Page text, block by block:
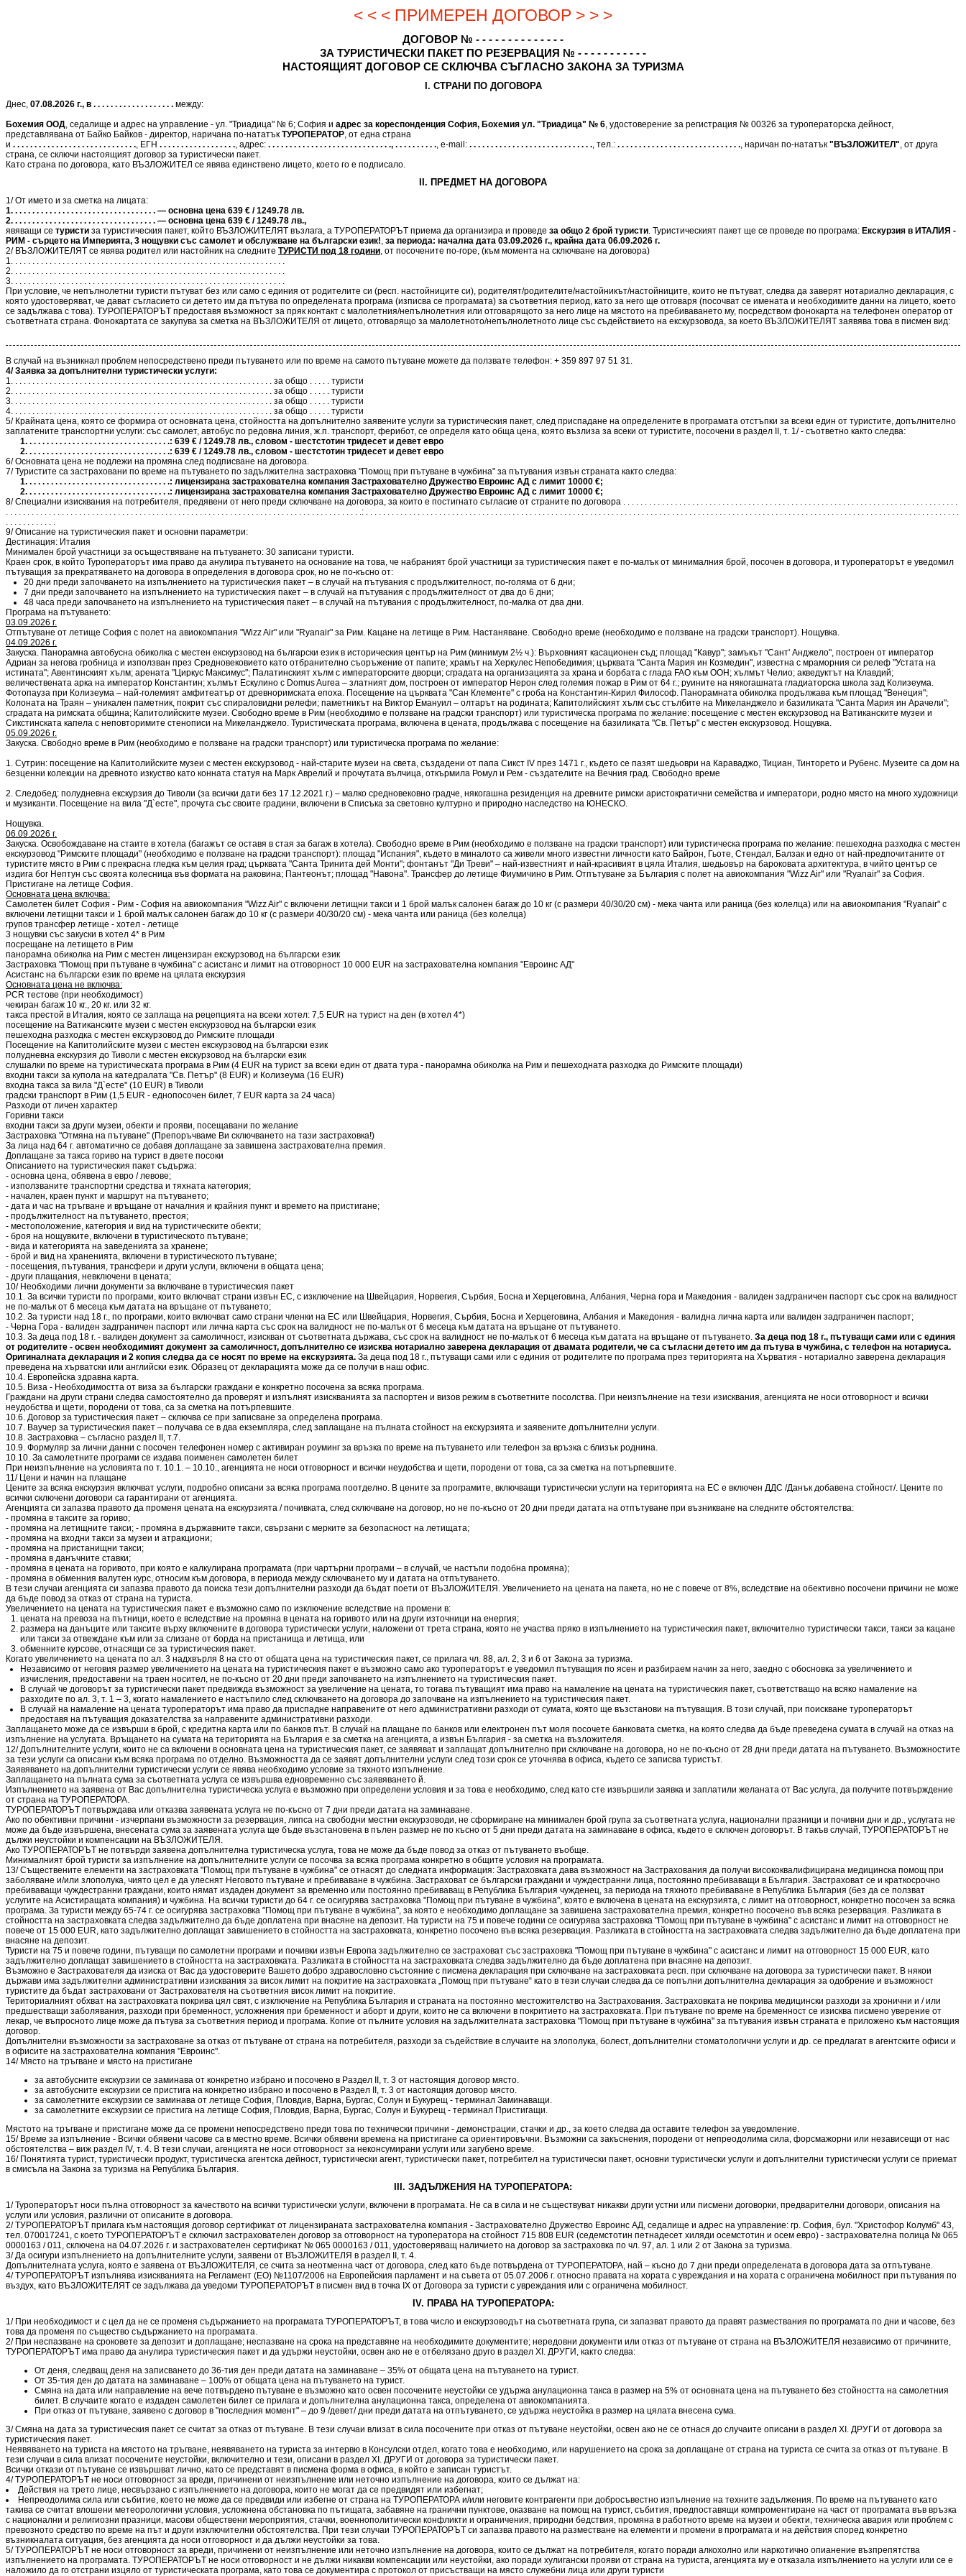
< < < ПРИМЕРЕН ДОГОВОР > > >
ДОГОВОР № - - - - - - - - - - - - - -
ЗА ТУРИСТИЧЕСКИ ПАКЕТ ПО РЕЗЕРВАЦИЯ № - - - - - - - - - - -
НАСТОЯЩИЯТ ДОГОВОР СЕ СКЛЮЧВА СЪГЛАСНО ЗАКОНА ЗА ТУРИЗМА
I. СТРАНИ ПО ДОГОВОРА
Днес, 07.08.2026 г., в . . . . . . . . . . . . . . . . . . . между:
Бохемия ООД, седалище и адрес на управление - ул. "Триадица" № 6; София и адрес за кореспонденция София, Бохемия ул. "Триадица" № 6, удостоверение за регистрация № 00326 за туроператорска дейност,
представлявана от Байко Байков - директор, наричана по-нататък ТУРОПЕРАТОР, от една страна
и . . . . . . . . . . . . . . . . . . . . . . . . . . . . ., ЕГН . . . . . . . . . . . . . . . . . ., адрес: . . . . . . . . . . . . . . . . . . . . . . . . . . . . ., . . . . . . . . . ., e-mail: . . . . . . . . . . . . . . . . . . . . . . . . . . . . ., тел.: . . . . . . . . . . . . . . . . . . . . . . . . . . . . ., наричан по-нататък "ВЪЗЛОЖИТЕЛ", от друга
страна, се сключи настоящият договор за туристически пакет.
Като страна по договора, като ВЪЗЛОЖИТЕЛ се явява единствено лицето, което го е подписало.
II. ПРЕДМЕТ НА ДОГОВОРА
1/ От името и за сметка на лицата:
1. . . . . . . . . . . . . . . . . . . . . . . . . . . . . . . . . . — основна цена 639 € / 1249.78 лв.
2. . . . . . . . . . . . . . . . . . . . . . . . . . . . . . . . . . — основна цена 639 € / 1249.78 лв.,
явяващи се туристи за туристическия пакет, който ВЪЗЛОЖИТЕЛЯТ възлага, а ТУРОПЕРАТОРЪТ приема да организира и проведе за общо 2 брой туристи. Туристическият пакет ще се проведе по програма: Екскурзия в ИТАЛИЯ -
РИМ - сърцето на Империята, 3 нощувки със самолет и обслужване на български език!, за периода: начална дата 03.09.2026 г., крайна дата 06.09.2026 г.
2/ ВЪЗЛОЖИТЕЛЯТ се явява родител или настойник на следните ТУРИСТИ под 18 години, от посочените по-горе, (към момента на сключване на договора)
1. . . . . . . . . . . . . . . . . . . . . . . . . . . . . . . . . . . . . . . . . . . . . . . . . . . . . . . . . . . . . . . .
2. . . . . . . . . . . . . . . . . . . . . . . . . . . . . . . . . . . . . . . . . . . . . . . . . . . . . . . . . . . . . . . .
3. . . . . . . . . . . . . . . . . . . . . . . . . . . . . . . . . . . . . . . . . . . . . . . . . . . . . . . . . . . . . . . .
При условие, че непълнолетни туристи пътуват без или само с единия от родителите си (респ. настойниците си), родителят/родителите/настойникът/настойниците, които не пътуват, следва да заверят нотариално декларация, с
която удостоверяват, че дават съгласието си детето им да пътува по определената програма (изписва се програмата) за съответния период, като за него ще отговаря (посочват се имената и необходимите данни на лицето, което
се задължава с това). ТУРОПЕРАТОРЪТ предоставя възможност за пряк контакт с малолетния/непълнолетния или отговарящото за него лице на мястото на пребиваването му, посредством фонокарта на телефонен оператор от
съответната страна. Фонокартата се закупува за сметка на ВЪЗЛОЖИТЕЛЯ от лицето, отговарящо за малолетното/непълнолетното лице със съдействието на екскурзовода, за което ВЪЗЛОЖИТЕЛЯТ заявява това в писмен вид:
В случай на възникнал проблем непосредствено преди пътуването или по време на самото пътуване можете да ползвате телефон: + 359 897 97 51 31.
4/ Заявка за допълнителни туристически услуги:
1. . . . . . . . . . . . . . . . . . . . . . . . . . . . . . . . . . . . . . . . . . . . . . . . . . . . . . . . . . . . . за общо . . . . . туристи
2. . . . . . . . . . . . . . . . . . . . . . . . . . . . . . . . . . . . . . . . . . . . . . . . . . . . . . . . . . . . . за общо . . . . . туристи
3. . . . . . . . . . . . . . . . . . . . . . . . . . . . . . . . . . . . . . . . . . . . . . . . . . . . . . . . . . . . . за общо . . . . . туристи
4. . . . . . . . . . . . . . . . . . . . . . . . . . . . . . . . . . . . . . . . . . . . . . . . . . . . . . . . . . . . . за общо . . . . . туристи
5/ Крайната цена, която се формира от основната цена, стойността на допълнително заявените услуги за туристическия пакет, след приспадане на определените в програмата отстъпки за всеки един от туристите, допълнително
заплатените транспортни услуги: със самолет, автобус по редовна линия, ж.п. транспорт, ферибот, се определя като обща цена, която възлиза за всеки от туристите, посочени в раздел II, т. 1/ - съответно както следва:
1. . . . . . . . . . . . . . . . . . . . . . . . . . . . . . . . . .: 639 € / 1249.78 лв., словом - шестстотин тридесет и девет евро
2. . . . . . . . . . . . . . . . . . . . . . . . . . . . . . . . . .: 639 € / 1249.78 лв., словом - шестстотин тридесет и девет евро
6/ Основната цена не подлежи на промяна след подписване на договора.
7/ Туристите са застраховани по време на пътуването по задължителна застраховка "Помощ при пътуване в чужбина" за пътувания извън страната както следва:
1. . . . . . . . . . . . . . . . . . . . . . . . . . . . . . . . . .: лицензирана застрахователна компания Застрахователно Дружество Евроинс АД с лимит 10000 €;
2. . . . . . . . . . . . . . . . . . . . . . . . . . . . . . . . . .: лицензирана застрахователна компания Застрахователно Дружество Евроинс АД с лимит 10000 €;
8/ Специални изисквания на потребителя, предявени от него преди сключване на договора, за които е постигнато съгласие от страните по договора . . . . . . . . . . . . . . . . . . . . . . . . . . . . . . . . . . . . . . . . . . . . . . . . . . . . . . . . . . . . . . . . . . . . . . . . . . . . . .
. . . . . . . . . . . . . . . . . . . . . . . . . . . . . . . . . . . . . . . . . . . . . . . . . . . . . . . . . . . . . . . . . . . . . . . . . . . . . . . . . . .: . . . . . . . . . . . . . . . . . . . . . . . . . . . . . . . . . . . . . . . . . . . . . . . . . . . . . . . . . . . . . . . . . . . . . . . . . . . . . . . . . . . . . . . . . . . . . . . . . . . . . . . . . . . . . . . . . . . . . . . . . . . . . . . . . . . . . . . . . .
. . . . . . . . . . . .
9/ Описание на туристическия пакет и основни параметри:
Дестинация: Италия
Минимален брой участници за осъществяване на пътуването: 30 записани туристи.
Краен срок, в който Туроператорът има право да анулира пътуването на основание на това, че набраният брой участници за туристическия пакет е по-малък от минималния брой, посочен в договора, и туроператорът е уведомил
пътуващия за прекратяването на договора в определения в договора срок, но не по-късно от:
20 дни преди започването на изпълнението на туристическия пакет – в случай на пътувания с продължителност, по-голяма от 6 дни;
7 дни преди започването на изпълнението на туристическия пакет – в случай на пътувания с продължителност от два до 6 дни;
48 часа преди започването на изпълнението на туристическия пакет – в случай на пътувания с продължителност, по-малка от два дни.
Програма на пътуването:
03.09.2026 г.
Отпътуване от летище София с полет на авиокомпания "Wizz Air" или "Ryanair" за Рим. Кацане на летище в Рим. Настаняване. Свободно време (необходимо е ползване на градски транспорт). Нощувка.
04.09.2026 г.
Закуска. Панорамна автобусна обиколка с местен екскурзовод на български език в историческия център на Рим (минимум 2½ ч.): Върховният касационен съд; площад "Кавур"; замъкът "Сант' Анджело", построен от император
Адриан за негова гробница и използван през Средновековието като отбранително съоръжение от папите; храмът на Херкулес Непобедимия; църквата "Санта Мария ин Козмедин", известна с мраморния си релеф "Устата на
истината"; Авентинският хълм; арената "Циркус Максимус"; Палатинският хълм с императорските дворци; сградата на организацията за храна и борбата с глада FAO към ООН; хълмът Челио; акведуктът на Клавдий;
величествената арка на император Константин; хълмът Ескулино с Domus Aurea – златният дом, построен от император Нерон след големия пожар в Рим от 64 г.; руините на някогашната гладиаторска школа зад Колизеума.
Фотопауза при Колизеума – най-големият амфитеатър от древноримската епоха. Посещение на църквата "Сан Клементе" с гроба на Константин-Кирил Философ. Панорамната обиколка продължава към площад "Венеция";
Колоната на Траян – уникален паметник, покрит със спираловидни релефи; паметникът на Виктор Емануил – олтарът на родината; Капитолийският хълм със стълбите на Микеланджело и базиликата "Санта Мария ин Арачели";
сградата на римската община; Капитолийските музеи. Свободно време в Рим (необходимо е ползване на градски транспорт) или туристическа програма по желание: посещение с местен екскурзовод на Ватиканските музеи и
Сикстинската капела с неповторимите стенописи на Микеланджело. Туристическата програма, включена в цената, продължава с посещение на базиликата "Св. Петър" с местен екскурзовод. Нощувка.
05.09.2026 г.
Закуска. Свободно време в Рим (необходимо е ползване на градски транспорт) или туристическа програма по желание:
1. Сутрин: посещение на Капитолийските музеи с местен екскурзовод - най-старите музеи на света, създадени от папа Сикст IV през 1471 г., където се пазят шедьоври на Караваджо, Тициан, Тинторето и Рубенс. Музеите са дом на
безценни колекции на древното изкуство като конната статуя на Марк Аврелий и прочутата вълчица, откърмила Ромул и Рем - създателите на Вечния град. Свободно време
2. Следобед: полудневна екскурзия до Тиволи (за всички дати без 17.12.2021 г.) – малко средновековно градче, някогашна резиденция на древните римски аристократични семейства и императори, родно място на много художници
и музиканти. Посещение на вила "Д`есте", прочута със своите градини, включени в Списъка за световно културно и природно наследство на ЮНЕСКО.
Нощувка.
06.09.2026 г.
Закуска. Освобождаване на стаите в хотела (багажът се оставя в стая за багаж в хотела). Свободно време в Рим (необходимо е ползване на градски транспорт) или туристическа програма по желание: пешеходна разходка с местен
екскурзовод "Римските площади" (необходимо е ползване на градски транспорт): площад "Испания", където в миналото са живели много известни личности като Байрон, Гьоте, Стендал, Балзак и едно от най-предпочитаните от
туристите място в Рим с прекрасна гледка към целия град; църквата "Санта Тринита дей Монти"; фонтанът "Ди Треви" – най-известният и най-красивият в цяла Италия, шедьовър на бароковата архитектура, в чийто център се
издига бог Нептун със своята колесница във формата на раковина; Пантеонът; площад "Навона". Трансфер до летище Фиумичино в Рим. Отпътуване за България с полет на авиокомпания "Wizz Air" или "Ryanair" за София.
Пристигане на летище София.
Основната цена включва:
Самолетен билет София - Рим - София на авиокомпания "Wizz Air" с включени летищни такси и 1 брой малък салонен багаж до 10 кг (с размери 40/30/20 см) - мека чанта или раница (без колелца) или на авиокомпания "Ryanair" с
включени летищни такси и 1 брой малък салонен багаж до 10 кг (с размери 40/30/20 см) - мека чанта или раница (без колелца)
групов трансфер летище - хотел - летище
3 нощувки със закуски в хотел 4* в Рим
посрещане на летището в Рим
панорамна обиколка на Рим с местен лицензиран екскурзовод на български език
Застраховка "Помощ при пътуване в чужбина" с асистанс и лимит на отговорност 10 000 EUR на застрахователна компания "Евроинс АД"
Асистанс на български език по време на цялата екскурзия
Основната цена не включва:
PCR тестове (при необходимост)
чекиран багаж 10 кг., 20 кг. или 32 кг.
такса престой в Италия, която се заплаща на рецепцията на всеки хотел: 7,5 EUR на турист на ден (в хотел 4*)
посещение на Ватиканските музеи с местен екскурзовод на български език
пешеходна разходка с местен екскурзовод до Римските площади
Посещение на Капитолийските музеи с местен екскурзовод на български език
полудневна екскурзия до Тиволи с местен екскурзовод на български език
слушалки по време на туристическата програма в Рим (4 EUR на турист за всеки един от двата тура - панорамна обиколка на Рим и пешеходната разходка до Римските площади)
входни такси за купола на катедралата "Св. Петър" (8 EUR) и Колизеума (16 EUR)
входна такса за вила "Д`есте" (10 EUR) в Тиволи
градски транспорт в Рим (1,5 EUR - еднопосочен билет, 7 EUR карта за 24 часа)
Разходи от личен характер
Горивни такси
входни такси за други музеи, обекти и прояви, посещавани по желание
Застраховка "Отмяна на пътуване" (Препоръчваме Ви сключването на тази застраховка!)
За лица над 64 г. автоматично се добавя доплащане за завишена застрахователна премия.
Доплащане за такса гориво на турист в двете посоки
Описанието на туристическия пакет съдържа:
- основна цена, обявена в евро / левове;
- използваните транспортни средства и тяхната категория;
- начален, краен пункт и маршрут на пътуването;
- дата и час на тръгване и връщане от началния и крайния пункт и времето на пристигане;
- продължителност на пътуването, престоя;
- местоположение, категория и вид на туристическите обекти;
- броя на нощувките, включени в туристическото пътуване;
- вида и категорията на заведенията за хранене;
- брой и вид на храненията, включени в туристическото пътуване;
- посещения, пътувания, трансфери и други услуги, включени в общата цена;
- други плащания, невключени в цената;
10/ Необходими лични документи за включване в туристическия пакет
10.1. За всички туристи по програми, които включват страни извън ЕС, с изключение на Швейцария, Норвегия, Сърбия, Босна и Херцеговина, Албания, Черна гора и Македония - валиден задграничен паспорт със срок на валидност
не по-малък от 6 месеца към датата на връщане от пътуването;
10.2. За туристи над 18 г., по програми, които включват само страни членки на ЕС или Швейцария, Норвегия, Сърбия, Босна и Херцеговина, Албания и Македония - валидна лична карта или валиден задграничен паспорт;
- Черна Гора - валиден задграничен паспорт или лична карта със срок на валидност не по-малък от 6 месеца към датата на връщане от пътуването.
10.3. За деца под 18 г. - валиден документ за самоличност, изискван от съответната държава, със срок на валидност не по-малък от 6 месеца към датата на връщане от пътуването. За деца под 18 г., пътуващи сами или с единия
от родителите - освен необходимият документ за самоличност, допълнително се изисква нотариално заверена декларация от двамата родители, че са съгласни детето им да пътува в чужбина, с телефон на нотариуса.
Оригиналната декларация и 2 копия следва да се носят по време на екскурзията. За деца под 18 г., пътуващи сами или с единия от родителите по програма през територията на Хърватия - нотариално заверена декларация
преведена на хърватски или английски език. Образец от декларацията може да се получи в наш офис.
10.4. Европейска здравна карта.
10.5. Виза - Необходимостта от виза за български граждани е конкретно посочена за всяка програма.
Граждани на други страни следва самостоятелно да проверят и изпълнят изискванията за паспортен и визов режим в съответните посолства. При неизпълнение на тези изисквания, агенцията не носи отговорност и всички
неудобства и щети, породени от това, са за сметка на потърпевшите.
10.6. Договор за туристическия пакет – сключва се при записване за определена програма.
10.7. Ваучер за туристическия пакет – получава се в два екземпляра, след заплащане на пълната стойност на екскурзията и заявените допълнителни услуги.
10.8. Застраховка – съгласно раздел ІІ, т.7.
10.9. Формуляр за лични данни с посочен телефонен номер с активиран роуминг за връзка по време на пътуването или телефон за връзка с близък роднина.
10.10. За самолетните програми се издава поименен самолетен билет
При неизпълнение на условията по т. 10.1. – 10.10., агенцията не носи отговорност и всички неудобства и щети, породени от това, са за сметка на потърпевшите.
11/ Цени и начин на плащане
Цените за всяка екскурзия включват услуги, подробно описани за всяка програма поотделно. В цените за програмите, включващи туристически услуги на територията на ЕС е включен ДДС /Данък добавена стойност/. Цените по
всички сключени договори са гарантирани от агенцията.
Агенцията си запазва правото да променя цената на екскурзията / почивката, след сключване на договор, но не по-късно от 20 дни преди датата на отпътуване при възникване на следните обстоятелства:
- промяна в таксите за гориво;
- промяна на летищните такси; - промяна в държавните такси, свързани с мерките за безопасност на летищата;
- промяна на входни такси за музеи и атракциони;
- промяна на пристанищни такси;
- промяна в данъчните ставки;
- промяна в цената на горивото, при която е калкулирана програмата (при чартърни програми – в случай, че настъпи подобна промяна);
- промяна в обменния валутен курс, относим към договора, в периода между сключването му и датата на отпътуването.
В тези случаи агенцията си запазва правото да поиска тези допълнителни разходи да бъдат поети от ВЪЗЛОЖИТЕЛЯ. Увеличението на цената на пакета, но не с повече от 8%, вследствие на обективно посочени причини не може
да бъде повод за отказ от страна на туриста.
Увеличението на цената на туристическия пакет е възможно само по изключение вследствие на промени в:
цената на превоза на пътници, което е вследствие на промяна в цената на горивото или на други източници на енергия;
размера на данъците или таксите върху включените в договора туристически услуги, наложени от трета страна, която не участва пряко в изпълнението на туристическия пакет, включително туристически такси, такси за кацане
или такси за отвеждане към или за слизане от борда на пристанища и летища, или
обменните курсове, отнасящи се за туристическия пакет.
Когато увеличението на цената по ал. 3 надхвърля 8 на сто от общата цена на туристическия пакет, се прилага чл. 88, ал. 2, 3 и 6 от Закона за туризма.
Независимо от неговия размер увеличението на цената на туристическия пакет е възможно само ако туроператорът е уведомил пътуващия по ясен и разбираем начин за него, заедно с обосновка за увеличението и
изчисления, предоставени на траен носител, не по-късно от 20 дни преди започването на изпълнението на туристическия пакет.
В случай че договорът за туристически пакет предвижда възможност за увеличение на цената, то тогава пътуващият има право на намаление на цената на туристическия пакет, съответстващо на всяко намаление на
разходите по ал. 3, т. 1 – 3, когато намалението е настъпило след сключването на договора до започване на изпълнението на туристическия пакет.
В случай на намаление на цената туроператорът има право да приспадне направените от него административни разходи от сумата, която ще възстанови на пътуващия. В този случай, при поискване туроператорът
предоставя на пътуващия доказателства за направените административни разходи.
Заплащането може да се извърши в брой, с кредитна карта или по банков път. В случай на плащане по банков или електронен път моля посочете банковата сметка, на която следва да бъде преведена сумата в случай на отказ на
изпълнение на услугата. Връщането на сумата на територията на България е за сметка на агенцията, а извън България - за сметка на възложителя.
12/ Допълнителните услуги, които не са включени в основната цена на туристическия пакет, се заявяват и заплащат допълнително при сключване на договора, но не по-късно от 28 дни преди датата на пътуването. Възможностите
за тези услуги са описани към всяка програма по отделно. Възможността да се заявят допълнителни услуги след този срок се уточнява в офиса, където се записва туристът.
Заявяването на допълнителни туристически услуги се явява необходимо условие за тяхното изпълнение.
Заплащането на пълната сума за съответната услуга се извършва едновременно със заявяването й.
Изпълнението на заявена от Вас допълнителна туристическа услуга е възможно при определени условия и за това е необходимо, след като сте извършили заявка и заплатили желаната от Вас услуга, да получите потвърждение
от страна на ТУРОПЕРАТОРА.
ТУРОПЕРАТОРЪТ потвърждава или отказва заявената услуга не по-късно от 7 дни преди датата на заминаване.
Ако по обективни причини - изчерпани възможности за резервация, липса на свободни местни екскурзоводи, не сформиране на минимален брой група за съответната услуга, национални празници и почивни дни и др., услугата не
може да бъде извършена, внесената сума за заявената услуга ще бъде възстановена в пълен размер не по късно от 5 дни преди датата на заминаване в офиса, където е сключен договорът. В такъв случай, ТУРОПЕРАТОРЪТ не
дължи неустойки и компенсации на ВЪЗЛОЖИТЕЛЯ.
Ако ТУРОПЕРАТОРЪТ не потвърди заявена допълнителна туристическа услуга, това не може да бъде повод за отказ от пътуването въобще.
Минималният брой туристи за изпълнение на допълнителните услуги се посочва за всяка програма конкретно в общите условия на програмата.
13/ Съществените елементи на застраховката "Помощ при пътуване в чужбина" се отнасят до следната информация: Застраховката дава възможност на Застрахования да получи висококвалифицирана медицинска помощ при
заболяване и/или злополука, чиято цел е да улеснят Неговото пътуване и пребиваване в чужбина. Застраховат се български граждани и чуждестранни лица, постоянно пребиваващи в България. Застраховат се и краткосрочно
пребиваващи чуждестранни граждани, които нямат издаден документ за временно или постоянно пребиваващ в Република България чужденец, за периода на тяхното пребиваване в Република България (без да се ползват
услугите на Асистиращата компания) и чужбина. На всички туристи до 64 г. се осигурява застраховка "Помощ при пътуване в чужбина", която е включена в цената на екскурзията, с лимит на отговорност, конкретно посочен за всяка
програма. За туристи между 65-74 г. се осигурява застраховка "Помощ при пътуване в чужбина", за която е необходимо доплащане за завишена застрахователна премия, конкретно посочено във всяка резервация. Разликата в
стойността на застраховката следва задължително да бъде доплатена при внасяне на депозит. На туристи на 75 и повече години се осигурява застраховка "Помощ при пътуване в чужбина" с асистанс и лимит на отговорност не
повече от 15 000 EUR, като задължително доплащат завишението в стойността на застраховката, конкретно посочено във всяка резервация. Разликата в стойността на застраховката следва задължително да бъде доплатена при
внасяне на депозит.
Туристи на 75 и повече години, пътуващи по самолетни програми и почивки извън Европа задължително се застраховат със застраховка "Помощ при пътуване в чужбина" с асистанс и лимит на отговорност 15 000 EUR, като
задължително доплащат завишението в стойността на застраховката. Разликата в стойността на застраховката следва задължително да бъде доплатена при внасяне на депозит.
Възможно е Застрахователя да изиска от Вас да удостоверите Вашето добро здравословно състояние с писмена декларация при сключване на застраховката респ. при сключване на договора за туристически пакет. В някои
държави има задължителни административни изисквания за висок лимит на покритие на застраховката „Помощ при пътуване“ като в тези случаи следва да се попълни допълнителна декларация за одобрение и възможност
туристите да бъдат застраховани от Застрахователя на съответния висок лимит на покритие.
Териториалният обхват на застраховката покрива цял свят, с изключение на Република България и страната на постоянно местожителство на Застрахования. Застраховката не покрива медицински разходи за хронични и / или
предшестващи заболявания, разходи при бременност, усложнения при бременност и аборт и други, които не са включени в покритието на застраховката. При пътуване по време на бременност се изисква писмено уверение от
лекар, че въпросното лице може да пътува за съответния период и програма. Копие от пълните условия на задължителната застраховка "Помощ при пътуване в чужбина" за пътувания извън страната е приложено към настоящия
договор.
Допълнителни възможности за застраховане за отказ от пътуване от страна на потребителя, разходи за съдействие в случаите на злополука, болест, допълнителни стоматологични услуги и др. се предлагат в агентските офиси и
в офисите на застрахователна компания "Евроинс".
14/ Място на тръгване и място на пристигане
за автобусните екскурзии се заминава от конкретно избрано и посочено в Раздел ІІ, т. 3 от настоящия договор място.
за автобусните екскурзии се пристига на конкретно избрано и посочено в Раздел ІІ, т. 3 от настоящия договор място.
за самолетните екскурзии се заминава от летище София, Пловдив, Варна, Бургас, Солун и Букурещ - терминал Заминаващи.
за самолетните екскурзии се пристига на летище София, Пловдив, Варна, Бургас, Солун и Букурещ - терминал Пристигащи.
Мястото на тръгване и пристигане може да се промени непосредствено преди това по технически причини - демонстрации, стачки и др., за което следва да оставите телефон за уведомление.
15/ Време за изпълнение - Всички обявени часове са в местно време. Всички обявени времена на пристигане са ориентировъчни. Възможни са закъснения, породени от непреодолима сила, форсмажорни или независещи от нас
обстоятелства – виж раздел ІV, т. 4. В тези случаи, агенцията не носи отговорност за неконсумирани услуги или загубено време.
16/ Понятията турист, туристически продукт, туристическа агентска дейност, туристически агент, туристически пакет, потребител на туристически пакет, основни туристически услуги и допълнителни туристически услуги се приемат
в смисъла на Закона за туризма на Република България.
III. ЗАДЪЛЖЕНИЯ НА ТУРОПЕРАТОРА:
1/ Туроператорът носи пълна отговорност за качеството на всички туристически услуги, включени в програмата. Не са в сила и не съществуват никакви други устни или писмени договорки, предварителни договори, описания на
услуги или условия, различни от описаните в договора.
2/ ТУРОПЕРАТОРЪТ прилага към настоящия договор сертификат от лицензираната застрахователна компания - Застрахователно Дружество Евроинс АД, седалище и адрес на управление: гр. София, бул. "Христофор Колумб" 43,
тел. 070017241, с което ТУРОПЕРАТОРЪТ е сключил застрахователен договор за отговорност на туроператора на стойност 715 808 EUR (седемстотин петнадесет хиляди осемстотин и осем евро) - застрахователна полица № 065
0000163 / 011, сключена на 04.07.2026 г. и застрахователен сертификат № 065 0000163 / 011, удостоверяващ наличието на договор за застраховка по чл. 97, ал. 1 или 2 от Закона за туризма.
3/ Да осигури изпълнението на допълнителните услуги, заявени от ВЪЗЛОЖИТЕЛЯ в раздел II, т. 4.
Допълнителната услуга, която е заявена от ВЪЗЛОЖИТЕЛЯ, се счита за неотменна част от договора, след като бъде потвърдена от ТУРОПЕРАТОРА, най – късно до 7 дни преди определената в договора дата за отпътуване.
4/ ТУРОПЕРАТОРЪТ изпълнява изискванията на Регламент (ЕО) №1107/2006 на Европейския парламент и на съвета от 05.07.2006 г. относно правата на хората с увреждания и на хората с ограничена мобилност при пътувания по
въздух, като ВЪЗЛОЖИТЕЛЯТ се задължава да уведоми ТУРОПЕРАТОРЪТ в писмен вид в точка ІХ от Договора за туристи с увреждания или с ограничена мобилност.
IV. ПРАВА НА ТУРОПЕРАТОРА:
1/ При необходимост и с цел да не се променя съдържанието на програмата ТУРОПЕРАТОРЪТ, в това число и екскурзоводът на съответната група, си запазват правото да правят размествания по програмата по дни и часове, без
това да променя по същество съдържанието на програмата.
2/ При неспазване на сроковете за депозит и доплащане; неспазване на срока на представяне на необходимите документите; нередовни документи или отказ от пътуване от страна на ВЪЗЛОЖИТЕЛЯ независимо от причините,
ТУРОПЕРАТОРЪТ има право да анулира туристическия пакет и да удържи неустойки, освен ако не е отбелязано друго в раздел XI. ДРУГИ, както следва:
От деня, следващ деня на записването до 36-тия ден преди датата на заминаване – 35% от общата цена на пътуването на турист.
От 35-тия ден до датата на заминаване – 100% от общата цена на пътуването на турист.
Смяна на дата или направление на вече потвърдено пътуване е възможно като освен посочените неустойки се удържа анулационна такса в размер на 5% от основната цена на пътуването без стойността на самолетния
билет. В случаите когато е издаден самолетен билет се прилага и допълнителна анулационна такса, определена от авиокомпанията.
При отказ от пътуване, заявено с договор в "последния момент" – до 9 /девет/ дни преди датата на отпътуването, се удържа неустойка в размер на цялата внесена сума.
3/ Смяна на дата за туристическия пакет се считат за отказ от пътуване. В тези случаи влизат в сила посочените при отказ от пътуване неустойки, освен ако не се отнася до случаите описани в раздел XI. ДРУГИ от договора за
туристическия пакет.
Неявяването на туриста на мястото на тръгване, неявяването на туриста за интервю в Консулски отдел, когато това е необходимо, или нарушението на срока за доплащане от страна на туриста се счита за отказ от пътуване. В
тези случаи в сила влизат посочените неустойки, включително и тези, описани в раздел XI. ДРУГИ от договора за туристически пакет.
Всички откази от пътуване се извършват лично, като се представят в писмена форма в офиса, в който е записан туристът.
4/ ТУРОПЕРАТОРЪТ не носи отговорност за вреди, причинени от неизпълнение или неточно изпълнение на договора, които се дължат на:
Действия на трето лице, несвързано с изпълнението на договора, които не могат да се предвидят или избегнат;
Непреодолима сила или събитие, което не може да се предвиди или избегне от страна на ТУРОПЕРАТОРА и/или неговите контрагенти при добросъвестно изпълнение на техните задължения. По време на пътуването като
такива се считат влошени метеорологични условия, усложнена обстановка по пътищата, забавяне на гранични пунктове, оказване на помощ на турист, събития, предпоставящи компроментиране на част от програмата във връзка
с национални и религиозни празници, масови обществени мероприятия, стачки, военнополитически конфликти и ограничения, природни бедствия, промяна в работното време на музеи и обекти, техническа авария или проблем с
превозното средство по време на път и други изключителни обстоятелства. При тези случаи ТУРОПЕРАТОРЪТ си запазва правото на разместване на елементи и промени в програмата и на действия според конкретно
възникналата ситуация, без агенцията да носи отговорност и да дължи неустойки за това.
5/ ТУРОПЕРАТОРЪТ не носи отговорност за вреди, причинени от неизпълнение или неточно изпълнение на договора, които се дължат на потребителя, когато поради алкохолно или наркотично опианение възпрепятства
изпълнението на програмата. ТУРОПЕРАТОРЪТ не носи отговорност и не дължи никакви компенсации или неустойки, ако поради хулигански прояви от страна на туриста, агенцията му е отказала изпълнението на услуги или се е
наложило да го отстрани изцяло от туристическата програма, като това се документира с протокол от присъстващи на място служебни лица или други туристи